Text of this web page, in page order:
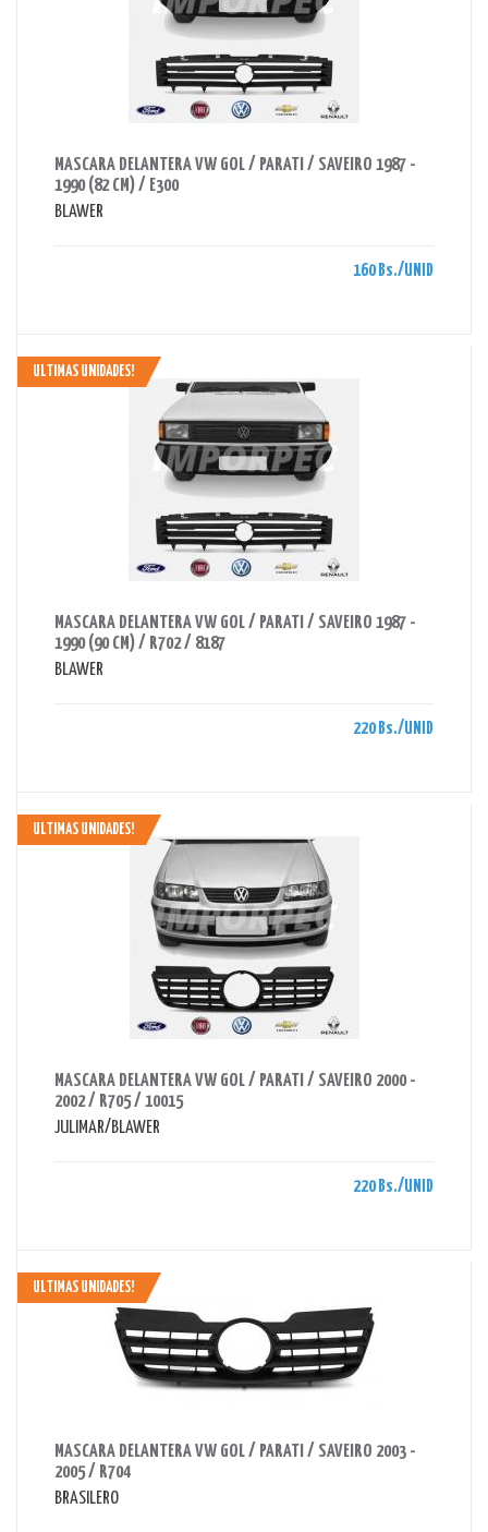
MASCARA DELANTERA VW GOL / PARATI / SAVEIRO 1987 -
1990 (82 CM) / E300
BLAWER
160 Bs./UNID
ULTIMAS UNIDADES!
MASCARA DELANTERA VW GOL / PARATI / SAVEIRO 1987 -
1990 (90 CM) / R702 / 8187
BLAWER
220 Bs./UNID
ULTIMAS UNIDADES!
MASCARA DELANTERA VW GOL / PARATI / SAVEIRO 2000 -
2002 / R705 / 10015
JULIMAR/BLAWER
220 Bs./UNID
ULTIMAS UNIDADES!
MASCARA DELANTERA VW GOL / PARATI / SAVEIRO 2003 -
2005 / R704
BRASILERO